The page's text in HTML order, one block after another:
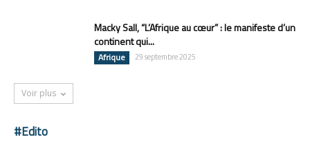
Macky Sall, “L’Afrique au cœur” : le manifeste d’un
continent qui...
Afrique 29 septembre 2025
Voir plus
#Edito